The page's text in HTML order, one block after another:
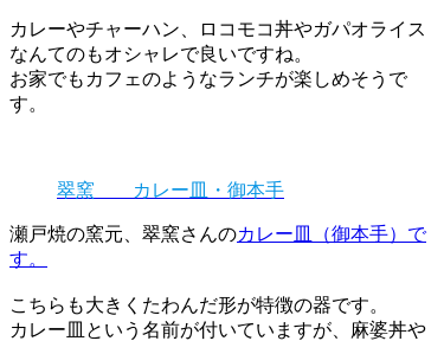
カレーやチャーハン、ロコモコ丼やガパオライス
なんてのもオシャレで良いですね。
お家でもカフェのようなランチが楽しめそうで
す。
翠窯 カレー皿・御本手
瀬戸焼の窯元、翠窯さんのカレー皿（御本手）で
す。
こちらも大きくたわんだ形が特徴の器です。
カレー皿という名前が付いていますが、麻婆丼や